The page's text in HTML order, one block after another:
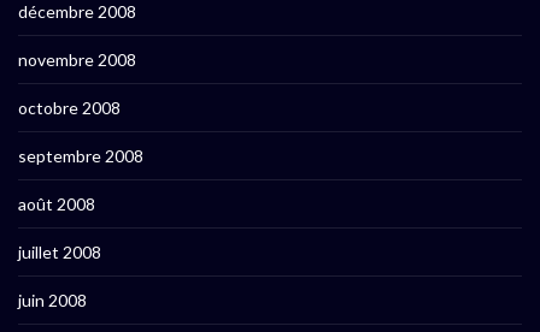
décembre 2008
novembre 2008
octobre 2008
septembre 2008
août 2008
juillet 2008
juin 2008